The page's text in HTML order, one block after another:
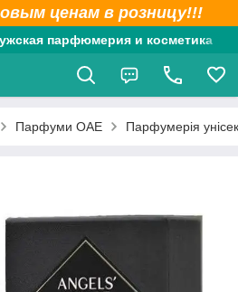
ценам в розницу!!!
парфюмерия и косметика
Парфуми ОАЕ Парфумерія